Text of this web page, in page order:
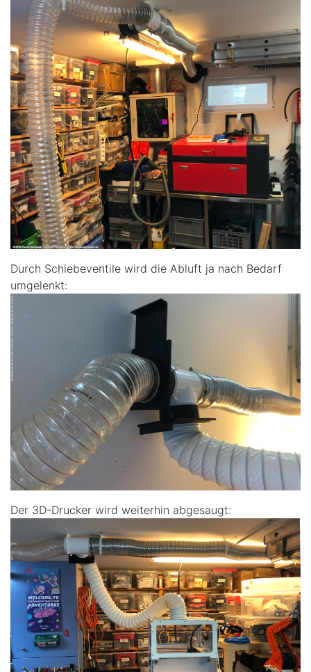
Durch Schiebeventile wird die Abluft ja nach Bedarf
umgelenkt:
Der 3D-Drucker wird weiterhin abgesaugt: